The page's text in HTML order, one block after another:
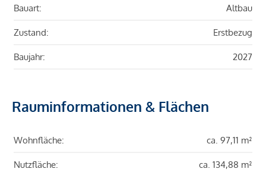
Bauart: Altbau
Zustand: Erstbezug
Baujahr: 2027
Rauminformationen & Flächen
Wohnfläche: ca. 97,11 m²
Nutzfläche: ca. 134,88 m²